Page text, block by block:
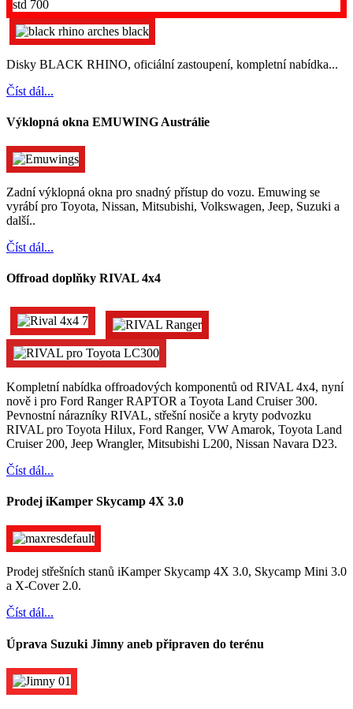
Disky BLACK RHINO, oficiální zastoupení, kompletní nabídka...
Číst dál...
Výklopná okna EMUWING Austrálie
Zadní výklopná okna pro snadný přístup do vozu. Emuwing se
vyrábí pro Toyota, Nissan, Mitsubishi, Volkswagen, Jeep, Suzuki a
další..
Číst dál...
Offroad doplňky RIVAL 4x4
Kompletní nabídka offroadových komponentů od RIVAL 4x4, nyní
nově i pro Ford Ranger RAPTOR a Toyota Land Cruiser 300.
Pevnostní nárazníky RIVAL, střešní nosiče a kryty podvozku
RIVAL pro Toyota Hilux, Ford Ranger, VW Amarok, Toyota Land
Cruiser 200, Jeep Wrangler, Mitsubishi L200, Nissan Navara D23.
Číst dál...
Prodej iKamper Skycamp 4X 3.0
Prodej střešních stanů iKamper Skycamp 4X 3.0, Skycamp Mini 3.0
a X-Cover 2.0.
Číst dál...
Úprava Suzuki Jimny aneb připraven do terénu